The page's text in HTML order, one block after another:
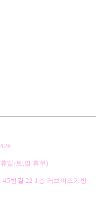
일/토,일 휴무)
번길 22 1층 러브이즈기빙